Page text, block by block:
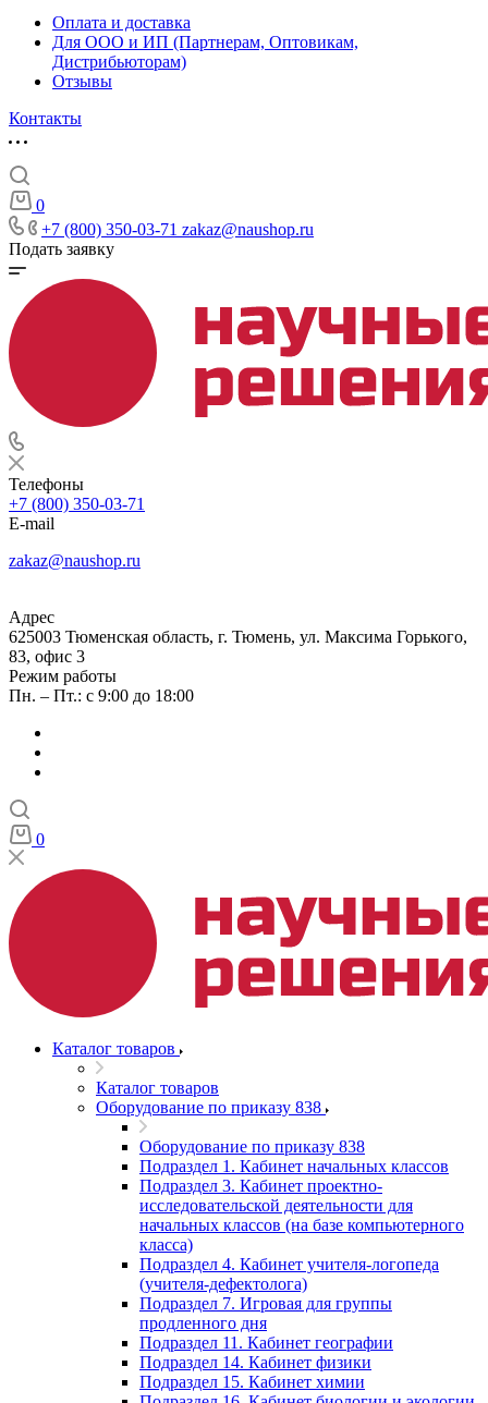
Оплата и доставка
Для ООО и ИП (Партнерам, Оптовикам,
Дистрибьюторам)
Отзывы
Контакты
0
+7 (800) 350-03-71 zakaz@naushop.ru
Подать заявку
Телефоны
+7 (800) 350-03-71
E-mail
zakaz@naushop.ru
Адрес
625003 Тюменская область, г. Тюмень, ул. Максима Горького,
83, офис 3
Режим работы
Пн. – Пт.: с 9:00 до 18:00
0
Каталог товаров
Каталог товаров
Оборудование по приказу 838
Оборудование по приказу 838
Подраздел 1. Кабинет начальных классов
Подраздел 3. Кабинет проектно-
исследовательской деятельности для
начальных классов (на базе компьютерного
класса)
Подраздел 4. Кабинет учителя-логопеда
(учителя-дефектолога)
Подраздел 7. Игровая для группы
продленного дня
Подраздел 11. Кабинет географии
Подраздел 14. Кабинет физики
Подраздел 15. Кабинет химии